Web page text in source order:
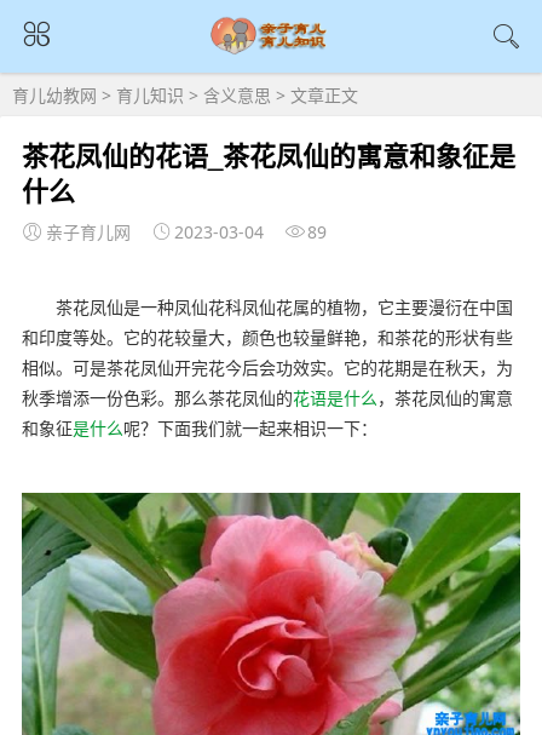
育儿幼教网 > 育儿知识 > 含义意思 > 文章正文
茶花凤仙的花语_茶花凤仙的寓意和象征是
什么
亲子育儿网 2023-03-04 89
茶花凤仙是一种凤仙花科凤仙花属的植物，它主要漫衍在中国
和印度等处。它的花较量大，颜色也较量鲜艳，和茶花的形状有些
相似。可是茶花凤仙开完花今后会功效实。它的花期是在秋天，为
秋季增添一份色彩。那么茶花凤仙的花语是什么，茶花凤仙的寓意
和象征是什么呢？下面我们就一起来相识一下：